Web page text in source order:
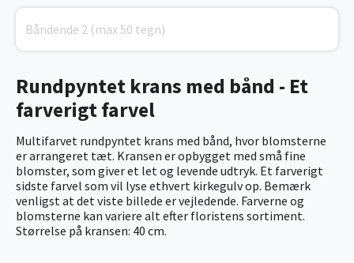
Rundpyntet krans med bånd - Et
farverigt farvel
Multifarvet rundpyntet krans med bånd, hvor blomsterne
er arrangeret tæt. Kransen er opbygget med små fine
blomster, som giver et let og levende udtryk. Et farverigt
sidste farvel som vil lyse ethvert kirkegulv op. Bemærk
venligst at det viste billede er vejledende. Farverne og
blomsterne kan variere alt efter floristens sortiment.
Størrelse på kransen: 40 cm.